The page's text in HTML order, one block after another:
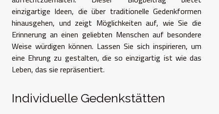
einzigartige Ideen, die über traditionelle Gedenkformen
hinausgehen, und zeigt Möglichkeiten auf, wie Sie die
Erinnerung an einen geliebten Menschen auf besondere
Weise würdigen können. Lassen Sie sich inspirieren, um
eine Ehrung zu gestalten, die so einzigartig ist wie das
Leben, das sie repräsentiert.
Individuelle Gedenkstätten